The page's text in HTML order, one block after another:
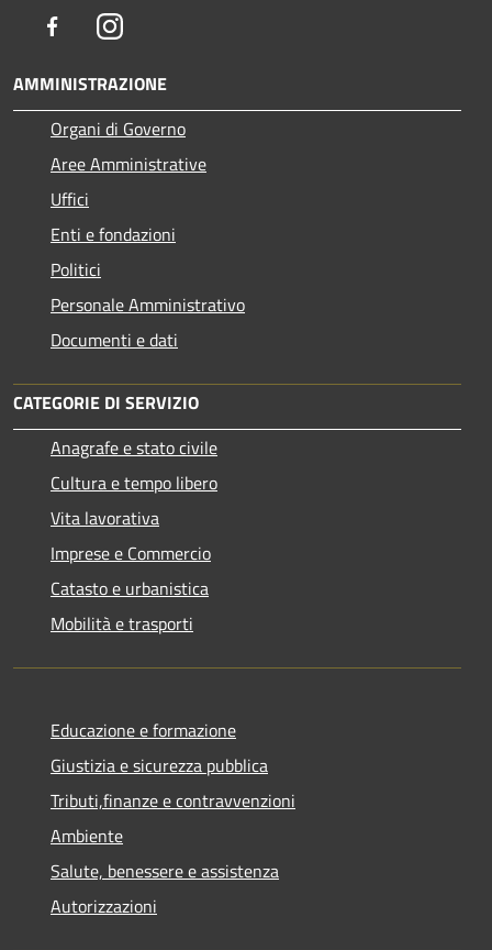
FacebookInstagram
AMMINISTRAZIONE
Organi di Governo
Aree Amministrative
Uffici
Enti e fondazioni
Politici
Personale Amministrativo
Documenti e dati
CATEGORIE DI SERVIZIO
Anagrafe e stato civile
Cultura e tempo libero
Vita lavorativa
Imprese e Commercio
Catasto e urbanistica
Mobilità e trasporti
Educazione e formazione
Giustizia e sicurezza pubblica
Tributi,finanze e contravvenzioni
Ambiente
Salute, benessere e assistenza
Autorizzazioni